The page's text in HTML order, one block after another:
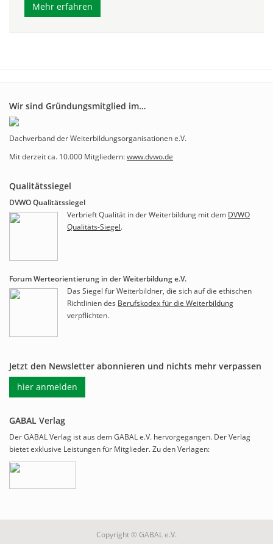
Mehr erfahren
Wir sind Gründungsmitglied im…
Dachverband der Weiterbildungsorganisationen e.V.
Mit derzeit ca. 10.000 Mitgliedern:www.dvwo.de
Qualitätssiegel
DVWO Qualitätssiegel
Verbrieft Qualität in der Weiterbildung mit dem DVWO
Qualitäts-Siegel.
Forum Werteorientierung in der Weiterbildung e.V.
Das Siegel für Weiterbildner, die sich auf die ethischen
Richtlinien des Berufskodex für die Weiterbildung
verpflichten.
Jetzt den Newsletter abonnieren und nichts mehr verpassen
hier anmelden
GABAL Verlag
Der GABAL Verlag ist aus dem GABAL e.V. hervorgegangen. Der Verlag
bietet exklusive Leistungen für Mitglieder. Zu den Verlagen:
Copyright © GABAL e.V.